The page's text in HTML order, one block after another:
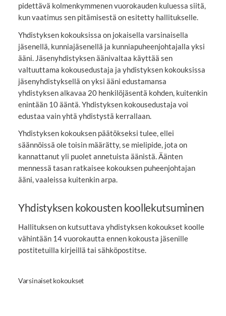
pidettävä kolmenkymmenen vuorokauden kuluessa siitä,
kun vaatimus sen pitämisestä on esitetty hallitukselle.
Yhdistyksen kokouksissa on jokaisella varsinaisella
jäsenellä, kunniajäsenellä ja kunniapuheenjohtajalla yksi
ääni. Jäsenyhdistyksen äänivaltaa käyttää sen
valtuuttama kokousedustaja ja yhdistyksen kokouksissa
jäsenyhdistyksellä on yksi ääni edustamansa
yhdistyksen alkavaa 20 henkilöjäsentä kohden, kuitenkin
enintään 10 ääntä. Yhdistyksen kokousedustaja voi
edustaa vain yhtä yhdistystä kerrallaan.
Yhdistyksen kokouksen päätökseksi tulee, ellei
säännöissä ole toisin määrätty, se mielipide, jota on
kannattanut yli puolet annetuista äänistä. Äänten
mennessä tasan ratkaisee kokouksen puheenjohtajan
ääni, vaaleissa kuitenkin arpa.
Yhdistyksen kokousten koollekutsuminen
Hallituksen on kutsuttava yhdistyksen kokoukset koolle
vähintään 14 vuorokautta ennen kokousta jäsenille
postitetuilla kirjeillä tai sähköpostitse.
Varsinaiset kokoukset